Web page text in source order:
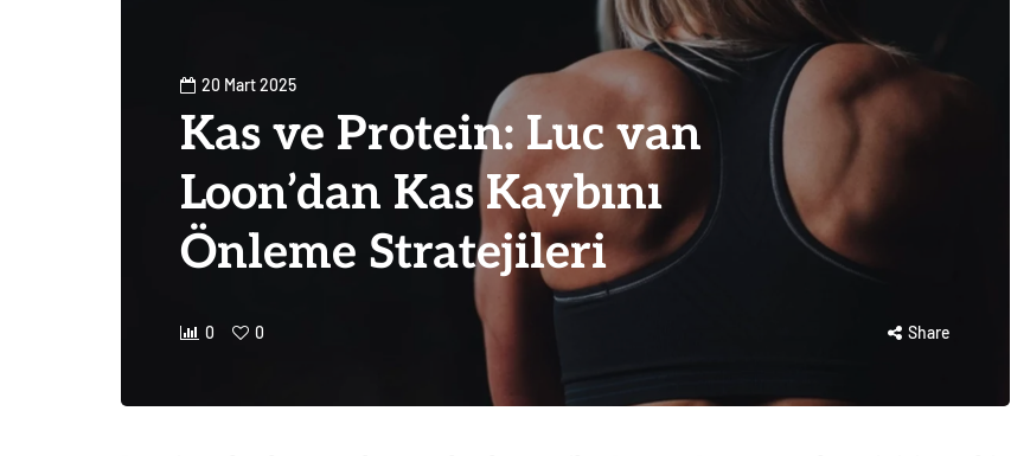
20 Mart 2025
Kas ve Protein: Luc van
Loon’dan Kas Kaybını
Önleme Stratejileri
0 0 Share